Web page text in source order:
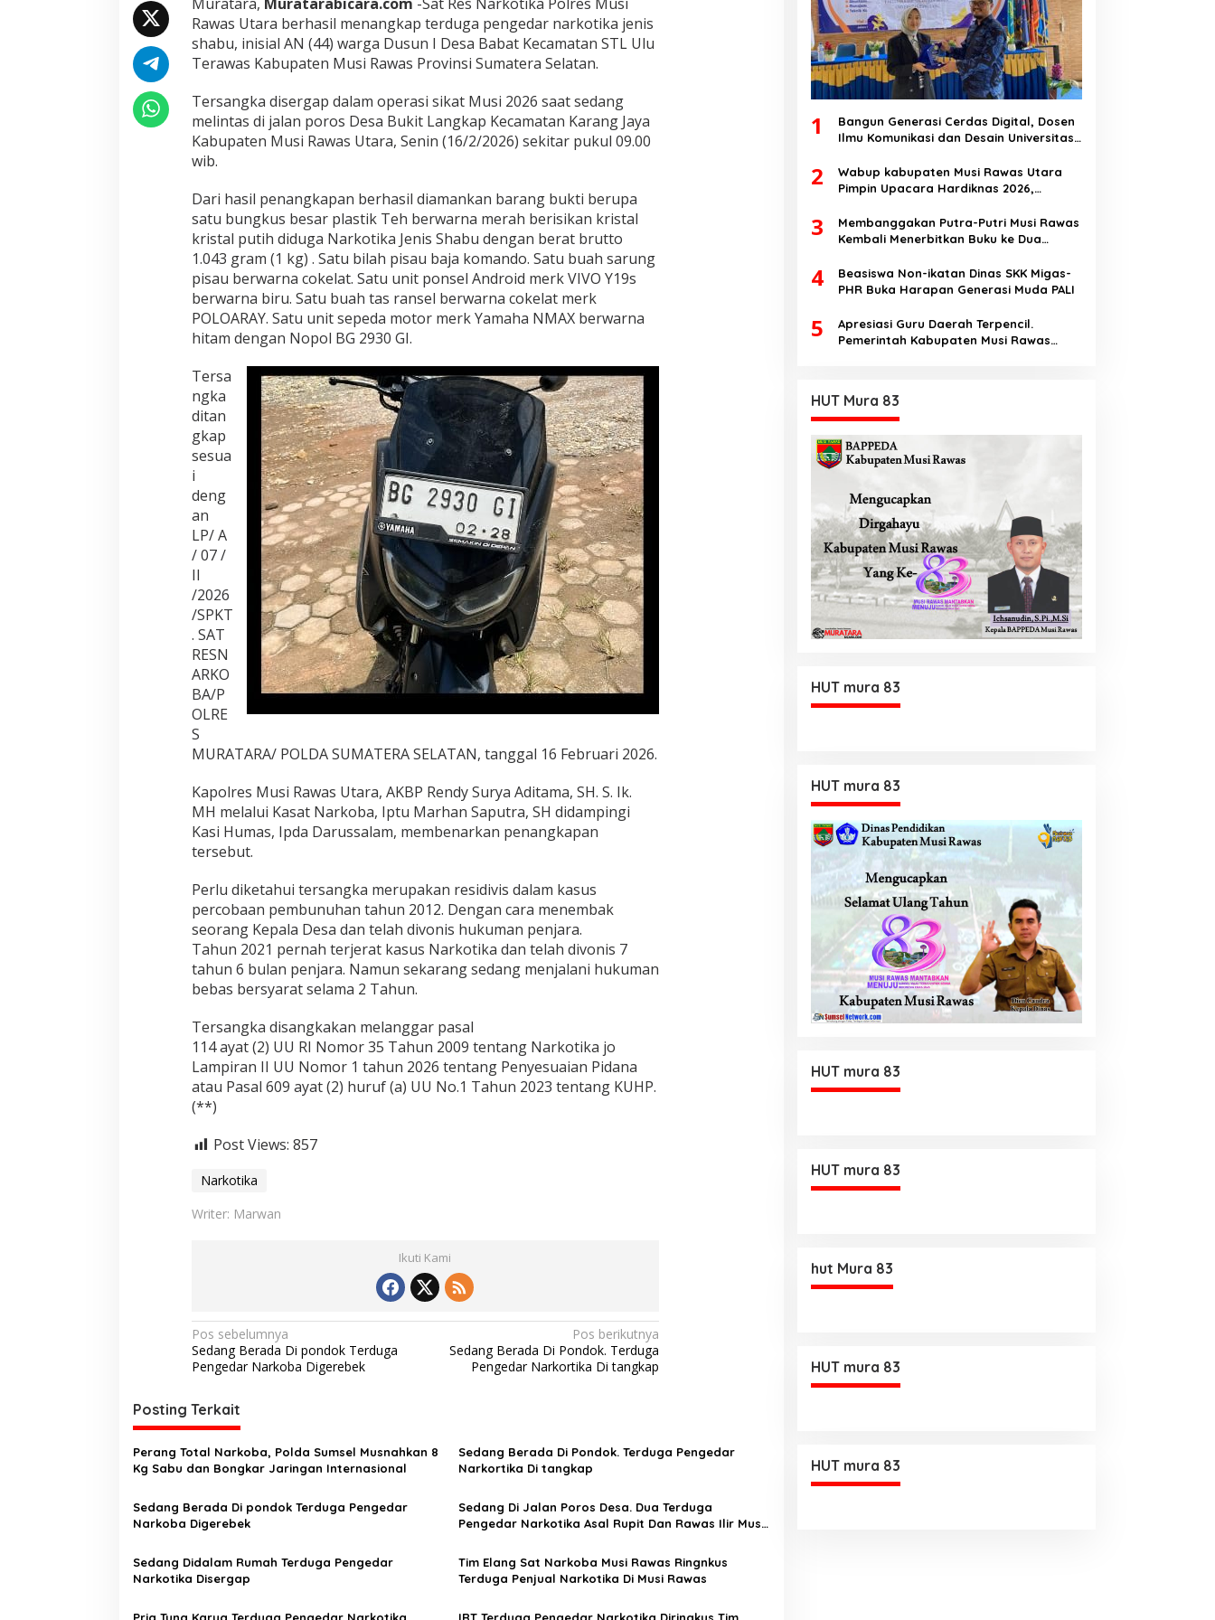
o
r
o
s
D
s
a
.
A
n
k
a
n
1
K
g
S
a
b
u
Rawas Utara berhasil menangkap terduga pengedar narkotika jenis
shabu, inisial AN (44) warga Dusun I Desa Babat Kecamatan STL Ulu
Terawas Kabupaten Musi Rawas Provinsi Sumatera Selatan.
Tersangka disergap dalam operasi sikat Musi 2026 saat sedang
melintas di jalan poros Desa Bukit Langkap Kecamatan Karang Jaya
Kabupaten Musi Rawas Utara, Senin (16/2/2026) sekitar pukul 09.00
wib.
Dari hasil penangkapan berhasil diamankan barang bukti berupa
satu bungkus besar plastik Teh berwarna merah berisikan kristal
kristal putih diduga Narkotika Jenis Shabu dengan berat brutto
1.043 gram (1 kg) . Satu bilah pisau baja komando. Satu buah sarung
pisau berwarna cokelat. Satu unit ponsel Android merk VIVO Y19s
berwarna biru. Satu buah tas ransel berwarna cokelat merk
POLOARAY. Satu unit sepeda motor merk Yamaha NMAX berwarna
hitam dengan Nopol BG 2930 GI.
Tersa
ngka
ditan
gkap
sesua
i
deng
an
LP/ A
/ 07 /
II
/2026
/SPKT
. SAT
RESN
ARKO
BA/P
OLRE
S
MURATARA/ POLDA SUMATERA SELATAN, tanggal 16 Februari 2026.
Kapolres Musi Rawas Utara, AKBP Rendy Surya Aditama, SH. S. Ik.
MH melalui Kasat Narkoba, Iptu Marhan Saputra, SH didampingi
Kasi Humas, Ipda Darussalam, membenarkan penangkapan
tersebut.
Perlu diketahui tersangka merupakan residivis dalam kasus
percobaan pembunuhan tahun 2012. Dengan cara menembak
seorang Kepala Desa dan telah divonis hukuman penjara.
Tahun 2021 pernah terjerat kasus Narkotika dan telah divonis 7
tahun 6 bulan penjara. Namun sekarang sedang menjalani hukuman
bebas bersyarat selama 2 Tahun.
Tersangka disangkakan melanggar pasal
114 ayat (2) UU RI Nomor 35 Tahun 2009 tentang Narkotika jo
Lampiran II UU Nomor 1 tahun 2026 tentang Penyesuaian Pidana
atau Pasal 609 ayat (2) huruf (a) UU No.1 Tahun 2023 tentang KUHP.
(**)
Post Views: 857
Narkotika
Writer: Marwan
Ikuti Kami
N
a
i
g
a
i
p
o
s
Pos sebelumnya
Sedang Berada Di pondok Terduga
Pengedar Narkoba Digerebek
Pos berikutnya
Sedang Berada Di Pondok. Terduga
Pengedar Narkortika Di tangkap
Posting Terkait
Perang Total Narkoba, Polda Sumsel Musnahkan 8
Kg Sabu dan Bongkar Jaringan Internasional
Sedang Berada Di Pondok. Terduga Pengedar
Narkortika Di tangkap
Sedang Berada Di pondok Terduga Pengedar
Narkoba Digerebek
Sedang Di Jalan Poros Desa. Dua Terduga
Pengedar Narkotika Asal Rupit Dan Rawas Ilir Musi
Sedang Didalam Rumah Terduga Pengedar
Narkotika Disergap
Tim Elang Sat Narkoba Musi Rawas Ringnkus
Terduga Penjual Narkotika Di Musi Rawas
Pria Tuna Karya Terduga Pengedar Narkotika IRT Terduga Pengedar Narkotika Diringkus Tim
1
Bangun Generasi Cerdas Digital, Dosen
Ilmu Komunikasi dan Desain Universitas
Disinformasi AI dan Hate Speech di SMK
Ikhlas Jawilan
2
Wabup kabupaten Musi Rawas Utara
Pimpin Upacara Hardiknas 2026,
berakhlak
3
Membanggakan Putra-Putri Musi Rawas
Kembali Menerbitkan Buku ke Dua
4
Beasiswa Non-ikatan Dinas SKK Migas-
PHR Buka Harapan Generasi Muda PALI
5
Apresiasi Guru Daerah Terpencil.
Pemerintah Kabupaten Musi Rawas
HUT Mura 83
HUT mura 83
HUT mura 83
HUT mura 83
HUT mura 83
hut Mura 83
HUT mura 83
HUT mura 83